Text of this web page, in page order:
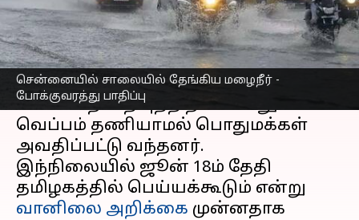
சென்னையில் சாலையில் தேங்கிய மழைநீர் -
போக்குவரத்து பாதிப்பு
எழுதியவர் Nivetha P Jun 19, 2023 11:23 am
செய்தி முன்னோட்டம்
தமிழ்நாடு மாநிலத்தில் கத்திரி
வெயில் நிறைவுற்ற நிலையிலும்
வெப்பம் தணியாமல் பொதுமக்கள்
அவதிப்பட்டு வந்தனர்.
இந்நிலையில் ஜூன் 18ம் தேதி
தமிழகத்தில் பெய்யக்கூடும் என்று
வானிலை அறிக்கை முன்னதாக